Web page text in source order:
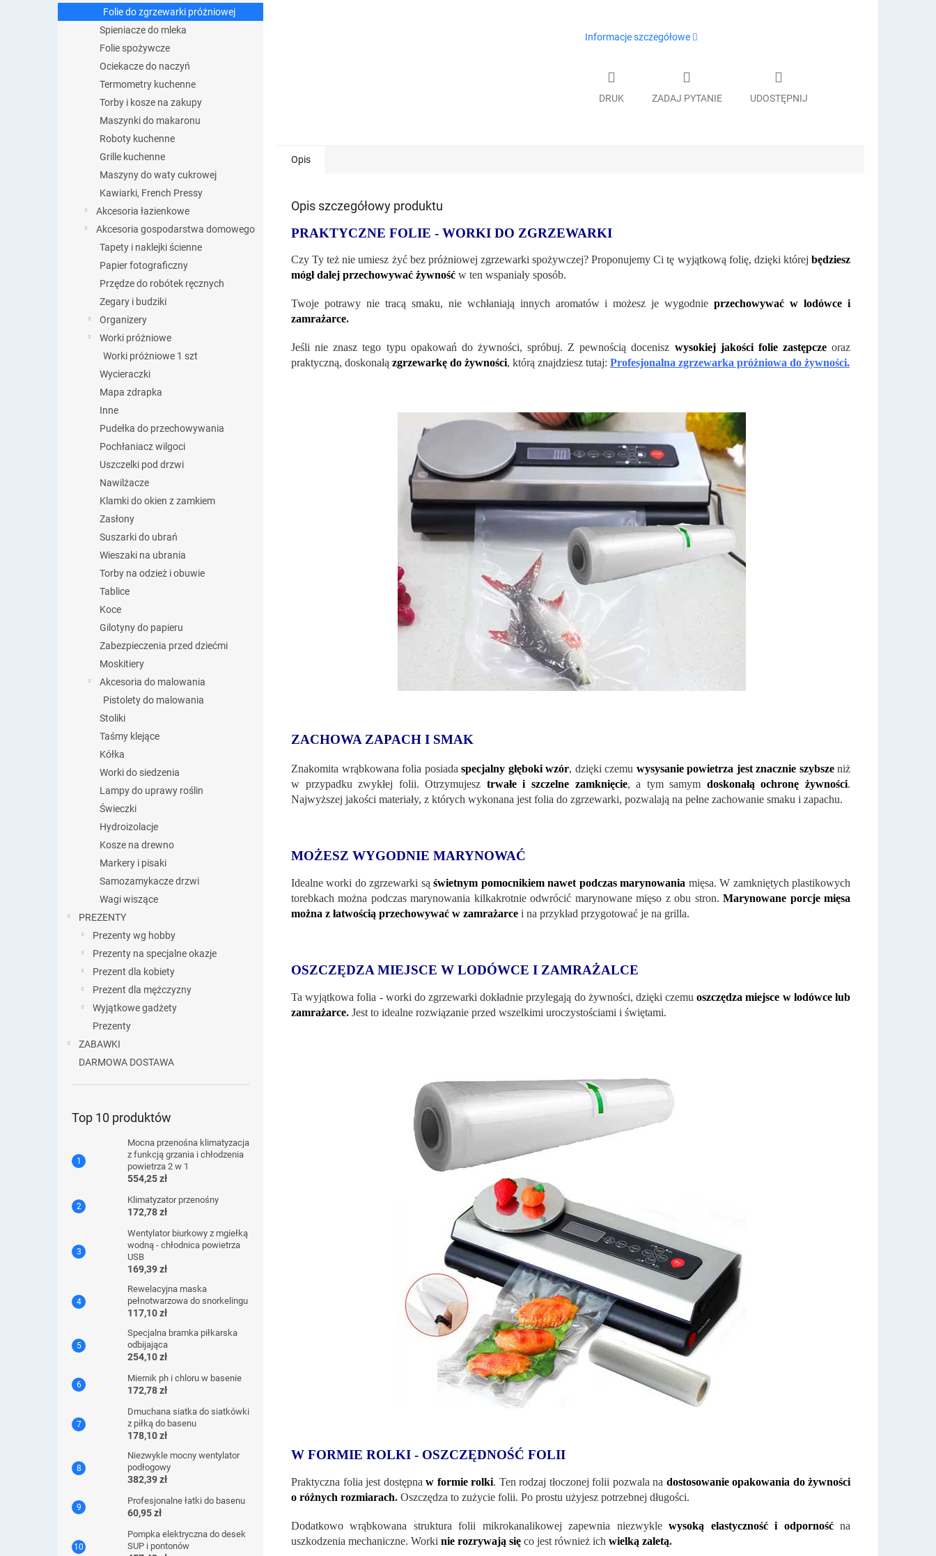
Folie do zgrzewarki próżniowej
Spieniacze do mleka
Folie spożywcze
Ociekacze do naczyń
Termometry kuchenne
Torby i kosze na zakupy
Maszynki do makaronu
Roboty kuchenne
Grille kuchenne
Maszyny do waty cukrowej
Kawiarki, French Pressy
Akcesoria łazienkowe
Akcesoria gospodarstwa domowego
Tapety i naklejki ścienne
Papier fotograficzny
Przędze do robótek ręcznych
Zegary i budziki
Organizery
Worki próżniowe
Worki próżniowe 1 szt
Wycieraczki
Mapa zdrapka
Inne
Pudełka do przechowywania
Pochłaniacz wilgoci
Uszczelki pod drzwi
Nawilżacze
Klamki do okien z zamkiem
Zasłony
Suszarki do ubrań
Wieszaki na ubrania
Torby na odzież i obuwie
Tablice
Koce
Gilotyny do papieru
Zabezpieczenia przed dziećmi
Moskitiery
Akcesoria do malowania
Pistolety do malowania
Stoliki
Taśmy klejące
Kółka
Worki do siedzenia
Lampy do uprawy roślin
Świeczki
Hydroizolacje
Kosze na drewno
Markery i pisaki
Samozamykacze drzwi
Wagi wiszące
PREZENTY
Prezenty wg hobby
Prezenty na specjalne okazje
Prezent dla kobiety
Prezent dla mężczyzny
Wyjątkowe gadżety
Prezenty
ZABAWKI
DARMOWA DOSTAWA
Top 10 produktów
Mocna przenośna klimatyzacja
z funkcją grzania i chłodzenia
powietrza 2 w 1
554,25 zł
Klimatyzator przenośny
172,78 zł
Wentylator biurkowy z mgiełką
wodną - chłodnica powietrza
USB
169,39 zł
Rewelacyjna maska ​​
pełnotwarzowa do snorkelingu
117,10 zł
Specjalna bramka piłkarska
odbijająca
254,10 zł
Miernik ph i chloru w basenie
172,78 zł
Dmuchana siatka do siatkówki
z piłką do basenu
178,10 zł
Niezwykle mocny wentylator
podłogowy
382,39 zł
Profesjonalne łatki do basenu
60,95 zł
Pompka elektryczna do desek
SUP i pontonów
Informacje szczegółowe
DRUK ZADAJ PYTANIE UDOSTĘPNIJ
Opis
Opis szczegółowy produktu
PRAKTYCZNE FOLIE - WORKI DO ZGRZEWARKI
Czy Ty też nie umiesz żyć bez próżniowej zgrzewarki spożywczej? Proponujemy Ci tę wyjątkową folię, dzięki której będziesz
mógł dalej przechowywać żywność w ten wspaniały sposób.
Twoje potrawy nie tracą smaku, nie wchłaniają innych aromatów i możesz je wygodnieprzechowywać w lodówce i
zamrażarce.
Jeśli nie znasz tego typu opakowań do żywności, spróbuj. Z pewnością docenisz wysokiej jakości folie zastępcze oraz
praktyczną, doskonałą zgrzewarkę do żywności, którą znajdziesz tutaj: Profesjonalna zgrzewarka próżniowa do żywności.
ZACHOWA ZAPACH I SMAK
Znakomita wrąbkowana folia posiada specjalny głęboki wzór, dzięki czemu wysysanie powietrza jest znacznie szybsze niż
w przypadku zwykłej folii. Otrzymujesz trwałe i szczelne zamknięcie, a tym samym doskonałą ochronę żywności.
Najwyższej jakości materiały, z których wykonana jest folia do zgrzewarki, pozwalają na pełne zachowanie smaku i zapachu.
MOŻESZ WYGODNIE MARYNOWAĆ
Idealne worki do zgrzewarki sąświetnym pomocnikiem nawet podczas marynowania mięsa. W zamkniętych plastikowych
torebkach można podczas marynowania kilkakrotnie odwrócić marynowane mięso z obu stron.Marynowane porcje mięsa
można z łatwością przechowywać w zamrażarce i na przykład przygotować je na grilla.
OSZCZĘDZA MIEJSCE W LODÓWCE I ZAMRAŻALCE
Ta wyjątkowa folia - worki do zgrzewarki dokładnie przylegają do żywności, dzięki czemuoszczędza miejsce w lodówce lub
zamrażarce. Jest to idealne rozwiązanie przed wszelkimi uroczystościami i świętami.
W FORMIE ROLKI - OSZCZĘDNOŚĆ FOLII
Praktyczna folia jest dostępna w formie rolki. Ten rodzaj tłoczonej folii pozwala na dostosowanie opakowania do żywności
o różnych rozmiarach. Oszczędza to zużycie folii. Po prostu użyjesz potrzebnej długości.
Dodatkowo wrąbkowana struktura folii mikrokanalikowej zapewnia niezwyklewysoką elastyczność i odpornośćna
uszkodzenia mechaniczne. Worki nie rozrywają się co jest również ich wielką zaletą.